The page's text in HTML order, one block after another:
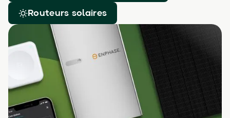
Routeurs solaires